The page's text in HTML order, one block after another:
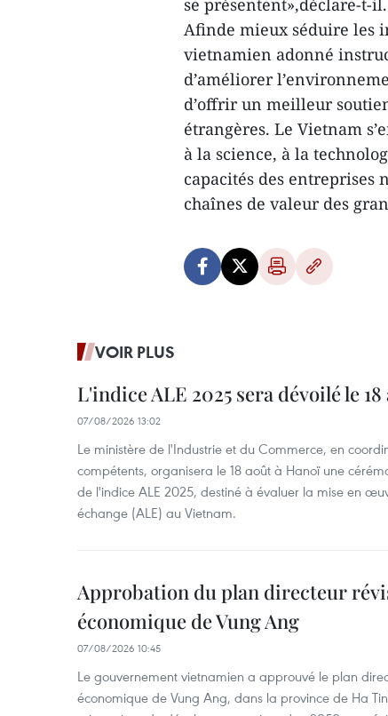
se présentent»,déclare-t-il.
Afinde mieux séduire les
vietnamien adonné
d’améliorer
d’offrir un meilleur
étrangères. Le Vietnam
à la science, à la
capacités des entreprises
chaînes de valeur des
VOIR PLUS
L'indice ALE 2025 sera dévoilé le
07/08/2026 13:02
Le ministère de l'Industrie et du Commerce, en
compétents, organisera le 18 août à Hanoï une
de l'indice ALE 2025, destiné à évaluer la mise en
échange (ALE) au Vietnam.
Approbation du plan directeur
économique de Vung Ang
07/08/2026 10:45
Le gouvernement vietnamien a approuvé le plan
économique de Vung Ang, dans la province de Ha